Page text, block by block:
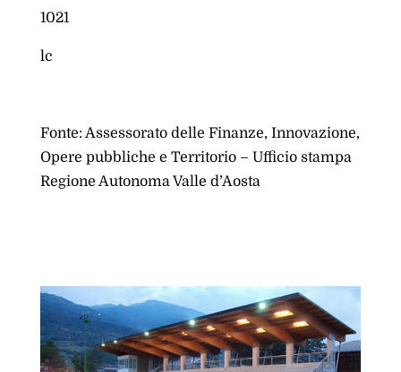
1021
lc
Fonte: Assessorato delle Finanze, Innovazione,
Opere pubbliche e Territorio – Ufficio stampa
Regione Autonoma Valle d’Aosta